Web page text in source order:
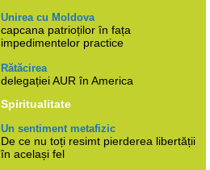
Unirea cu Moldova
capcana patrioților în fața
impedimentelor practice
Rătăcirea
delegației AUR în America
Spiritualitate
Un sentiment metafizic
De ce nu toți resimt pierderea libertății
în același fel